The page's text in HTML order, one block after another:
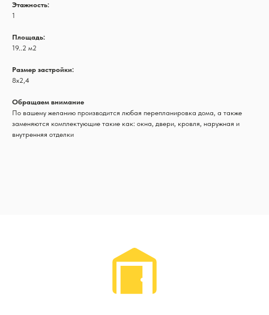
Этажность:
1
Площадь:
19..2 м2
Размер застройки:
8х2,4
Обращаем внимание
По вашему желанию производится любая перепланировка дома, а также
заменяются комплектующие такие как: окна, двери, кровля, наружная и
внутренняя отделки